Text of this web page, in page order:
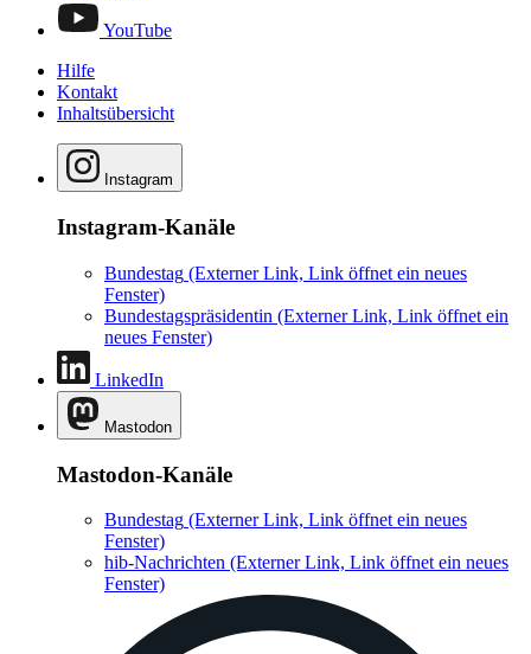
YouTube
Hilfe
Kontakt
Inhaltsübersicht
Instagram
Instagram-Kanäle
Bundestag (Externer Link, Link öffnet ein neues
Fenster)
Bundestagspräsidentin (Externer Link, Link öffnet ein
neues Fenster)
LinkedIn
Mastodon
Mastodon-Kanäle
Bundestag (Externer Link, Link öffnet ein neues
Fenster)
hib-Nachrichten (Externer Link, Link öffnet ein neues
Fenster)